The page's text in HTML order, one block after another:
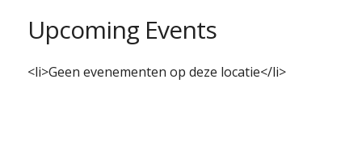
Upcoming Events
<li>Geen evenementen op deze locatie</li>